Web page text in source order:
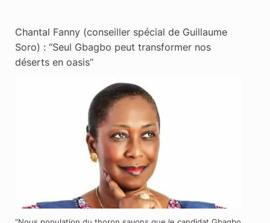
Chantal Fanny (conseiller spécial de Guillaume
Soro) : “Seul Gbagbo peut transformer nos
déserts en oasis”